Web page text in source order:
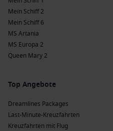
Mein Schiff 2
Mein Schiff 6
MS Artania
MS Europa 2
Queen Mary 2
Top Angebote
Dreamlines Packages
Last-Minute-Kreuzfahrten
Kreuzfahrten mit Flug